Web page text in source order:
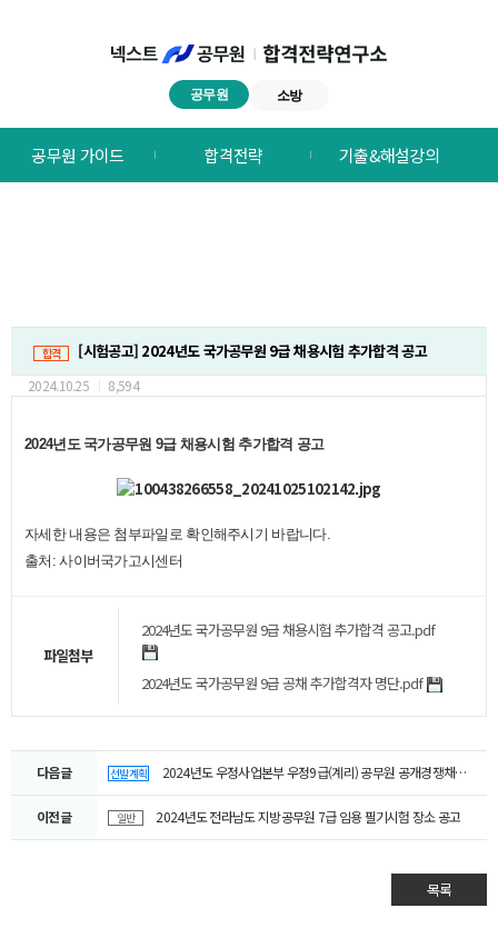
공무원 소방
합격전략연구소
메뉴
공무원 가이드 합격전략 기출&해설강의
합격 [시험공고] 2024년도 국가공무원 9급 채용시험 추가합격 공고
2024.10.25 8,594
2024년도 국가공무원 9급 채용시험 추가합격 공고
자세한 내용은 첨부파일로 확인해주시기 바랍니다.
출처: 사이버국가고시센터
파일첨부
2024년도 국가공무원 9급 채용시험 추가합격 공고.pdf
2024년도 국가공무원 9급 공채 추가합격자 명단.pdf
다음글 선발계획 2024년도 우정사업본부 우정9급(계리) 공무원 공개경쟁채용시험 시행계획 사전 공고
이전글 일반 2024년도 전라남도 지방공무원 7급 임용 필기시험 장소 공고
목록